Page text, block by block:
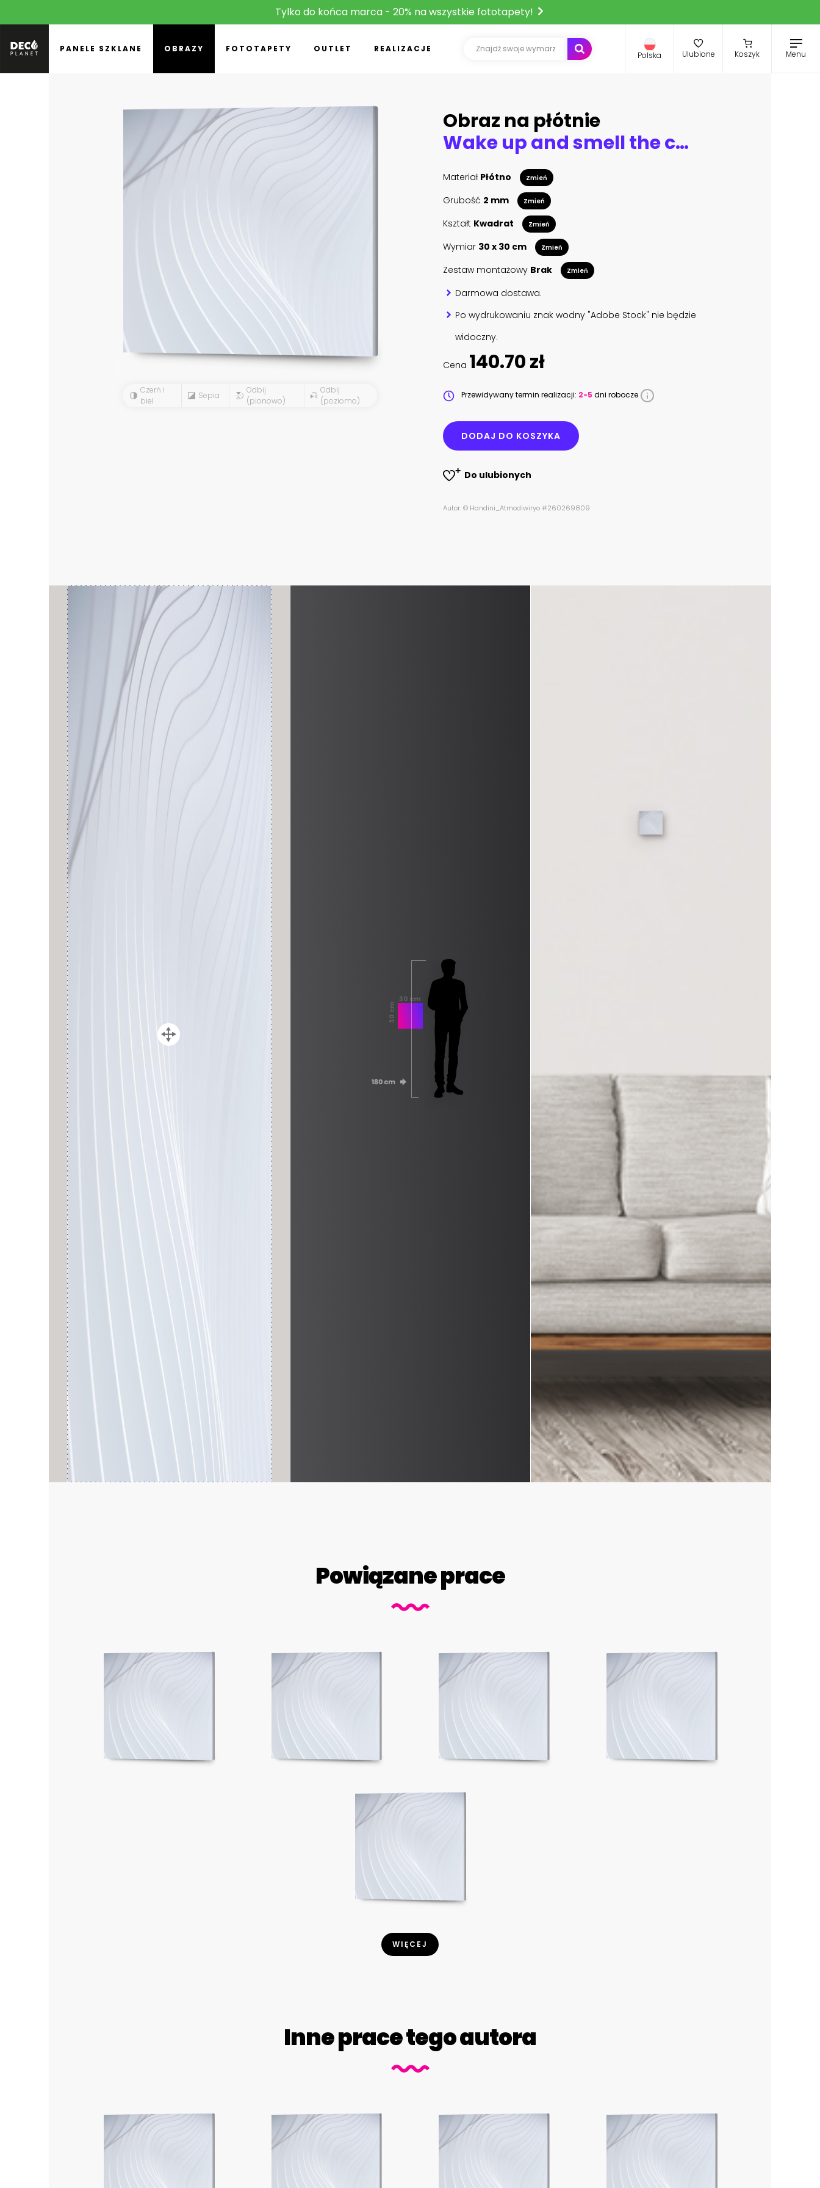
Tylko do końca marca - 20% na wszystkie fototapety!
PANELE SZKLANE OBRAZY FOTOTAPETY OUTLET REALIZACJE
Polska Ulubione Koszyk Menu
Czerń i
biel
Sepia
Odbij
(pionowo)
Odbij
(poziomo)
Obraz na płótnie
Wake up and smell the coffee. Motivational quote.
Materiał Płótno Zmień
Grubość 2 mm Zmień
Kształt Kwadrat Zmień
Wymiar 30 x 30 cm Zmień
Zestaw montażowy Brak Zmień
Darmowa dostawa.
Po wydrukowaniu znak wodny "Adobe Stock" nie będzie
widoczny.
Cena 140.70 zł
Przewidywany termin realizacji: 2-5 dni robocze
DODAJ DO KOSZYKA
Do ulubionych
Autor: © Handini_Atmodiwiryo #260269809
30 cm
30 cm
Powiązane prace
WIĘCEJ
Inne prace tego autora